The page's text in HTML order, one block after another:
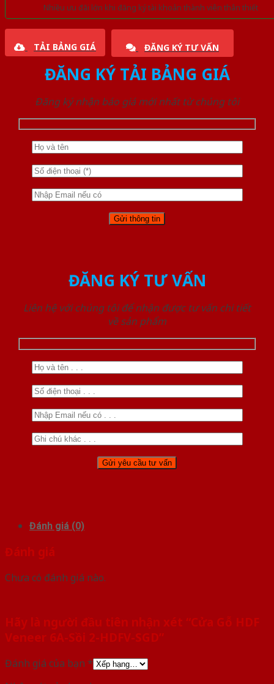
Nhiều ưu đãi lớn khi đăng ký tài khoản thành viên thân thiết
TẢI BẢNG GIÁ ĐĂNG KÝ TƯ VẤN
ĐĂNG KÝ TẢI BẢNG GIÁ
Đăng ký nhận báo giá mới nhất từ chúng tôi
ĐĂNG KÝ TƯ VẤN
Liên hệ với chúng tôi để nhận được tư vấn chi tiết
về sản phẩm
Đánh giá (0)
Đánh giá
Chưa có đánh giá nào.
Hãy là người đầu tiên nhận xét “Cửa Gỗ HDF
Veneer 6A-Sồi 2-HDFV-SGD”
Đánh giá của bạn *